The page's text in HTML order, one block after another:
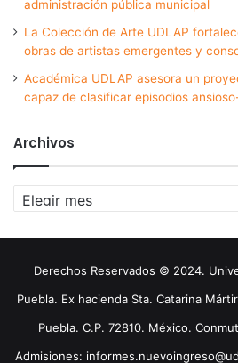
administración pública municipal
La Colección de Arte UDLAP
obras de artistas emergentes y
Académica UDLAP asesora un
capaz de clasificar episodios
Archivos
Archivos
Derechos Reservados © 2024.
Puebla. Ex hacienda Sta. Catarina
Puebla. C.P. 72810. México.
Admisiones: